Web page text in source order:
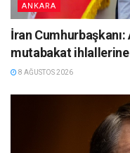
ANKARA
İran Cumhurbaşkanı:
mutabakat ihlallerine
8 AĞUSTOS 2026